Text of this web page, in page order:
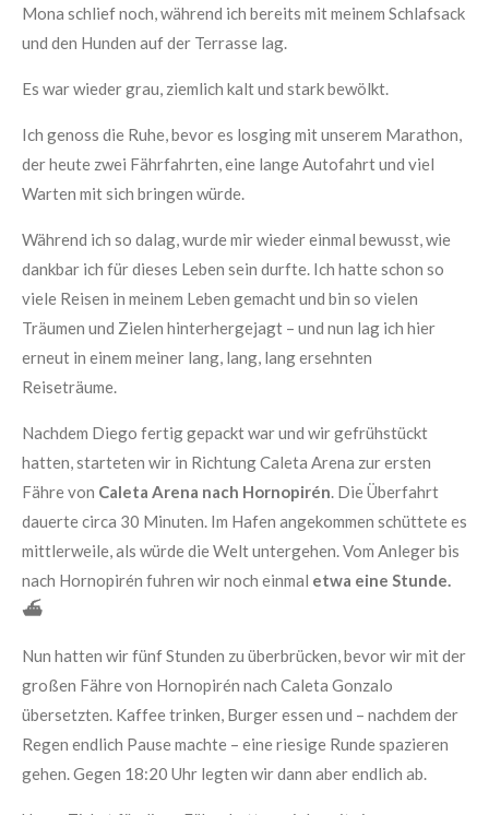
Mona schlief noch, während ich bereits mit meinem Schlafsack
und den Hunden auf der Terrasse lag.
Es war wieder grau, ziemlich kalt und stark bewölkt.
Ich genoss die Ruhe, bevor es losging mit unserem Marathon,
der heute zwei Fährfahrten, eine lange Autofahrt und viel
Warten mit sich bringen würde.
Während ich so dalag, wurde mir wieder einmal bewusst, wie
dankbar ich für dieses Leben sein durfte. Ich hatte schon so
viele Reisen in meinem Leben gemacht und bin so vielen
Träumen und Zielen hinterhergejagt – und nun lag ich hier
erneut in einem meiner lang, lang, lang ersehnten
Reiseträume.
Nachdem Diego fertig gepackt war und wir gefrühstückt
hatten, starteten wir in Richtung Caleta Arena zur ersten
Fähre von Caleta Arena nach Hornopirén . Die Überfahrt
dauerte circa 30 Minuten. Im Hafen angekommen schüttete es
mittlerweile, als würde die Welt untergehen. Vom Anleger bis
nach Hornopirén fuhren wir noch einmal etwa eine Stunde.
⛴️
Nun hatten wir fünf Stunden zu überbrücken, bevor wir mit der
großen Fähre von Hornopirén nach Caleta Gonzalo
übersetzten. Kaffee trinken, Burger essen und – nachdem der
Regen endlich Pause machte – eine riesige Runde spazieren
gehen. Gegen 18:20 Uhr legten wir dann aber endlich ab.